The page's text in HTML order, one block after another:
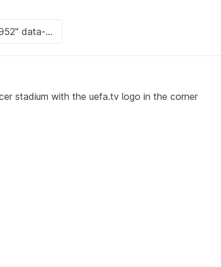
stadium with the uefa.tv logo in the corner